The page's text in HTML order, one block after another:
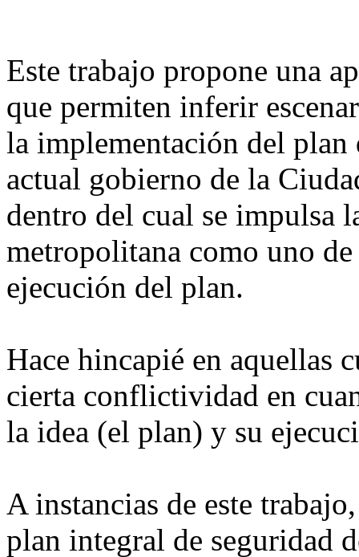
Este trabajo propone una
que permiten inferir
la implementación del
actual gobierno de la
dentro del cual se impulsa
metropolitana como uno
ejecución del plan.
Hace hincapié en aquellas
cierta conflictividad en
la idea (el plan) y su
A instancias de este
plan integral de seguridad